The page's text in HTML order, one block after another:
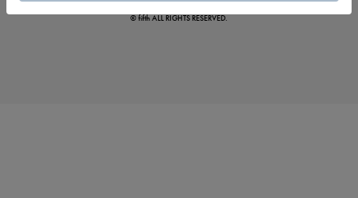
© fifth ALL RIGHTS RESERVED.